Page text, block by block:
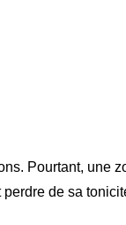
Pourtant, une
de sa